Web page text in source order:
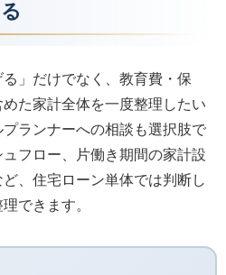
る」だけでなく、教育費・保
た家計全体を一度整理したい
ランナーへの相談も選択肢で
フロー、片働き期間の家計設
、住宅ローン単体では判断し
できます。